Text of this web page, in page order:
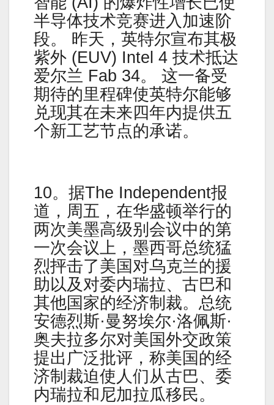
半导体技术竞赛进入加速阶
段。 昨天，英特尔宣布其极
紫外 (EUV) Intel 4 技术抵达
爱尔兰 Fab 34。 这一备受
期待的里程碑使英特尔能够
兑现其在未来四年内提供五
个新工艺节点的承诺。
10。据The Independent报
道，周五，在华盛顿举行的
两次美墨高级别会议中的第
一次会议上，墨西哥总统猛
烈抨击了美国对乌克兰的援
助以及对委内瑞拉、古巴和
其他国家的经济制裁。总统
安德烈斯·曼努埃尔·洛佩斯·
奥夫拉多尔对美国外交政策
提出广泛批评，称美国的经
济制裁迫使人们从古巴、委
内瑞拉和尼加拉瓜移民。